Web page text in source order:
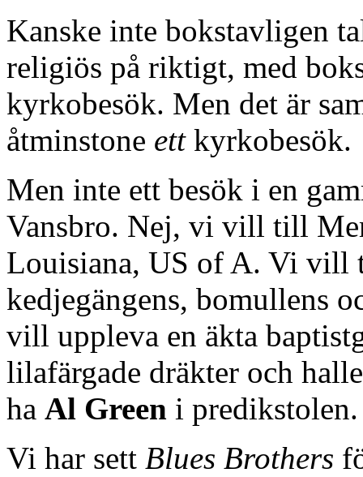
Kanske inte bokstavligen
religiös på riktigt, med
kyrkobesök. Men det är
åtminstone ettkyrkobesök.
Men inte ett besök i en
Vansbro. Nej, vi vill till
Louisiana, US of A. Vi vill
kedjegängens, bomullens
vill uppleva en äkta
lilafärgade dräkter och
ha Al Green i predikstolen.
Vi har sett Blues Brothers